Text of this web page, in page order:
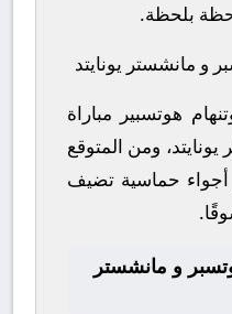
بلحظة.
و مانشستر يونايتد
هوتسبير مباراة
ومن المتوقع
حماسية تضيف
و مانشستر